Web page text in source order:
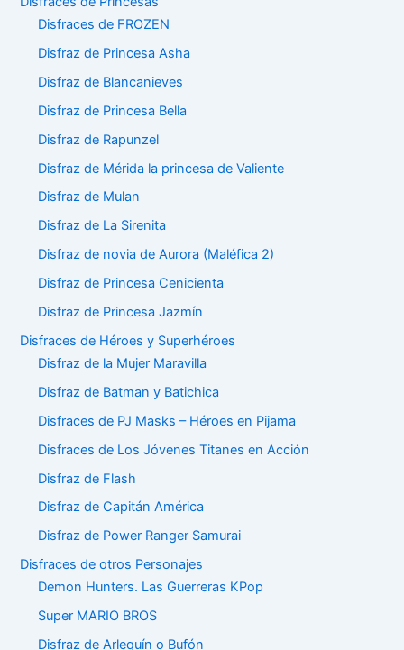
Disfraces de FROZEN
Disfraz de Princesa Asha
Disfraz de Blancanieves
Disfraz de Princesa Bella
Disfraz de Rapunzel
Disfraz de Mérida la princesa de Valiente
Disfraz de Mulan
Disfraz de La Sirenita
Disfraz de novia de Aurora (Maléfica 2)
Disfraz de Princesa Cenicienta
Disfraz de Princesa Jazmín
Disfraces de Héroes y Superhéroes
Disfraz de la Mujer Maravilla
Disfraz de Batman y Batichica
Disfraces de PJ Masks – Héroes en Pijama
Disfraces de Los Jóvenes Titanes en Acción
Disfraz de Flash
Disfraz de Capitán América
Disfraz de Power Ranger Samurai
Disfraces de otros Personajes
Demon Hunters. Las Guerreras KPop
Super MARIO BROS
Disfraz de Arlequín o Bufón